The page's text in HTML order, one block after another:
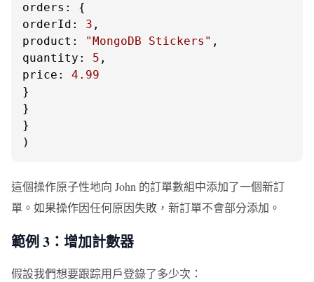
orders
orderId : 3
product : "MongoDB Stickers"
quantity : 5
price : 4.99
}
}
}
)
這個操作原子性地向 John 的訂單數組中添加了一個新訂
單。如果操作因任何原因失敗，新訂單不會部分添加。
範例 3：增加計數器
假設我們想要跟踪用戶登錄了多少次：